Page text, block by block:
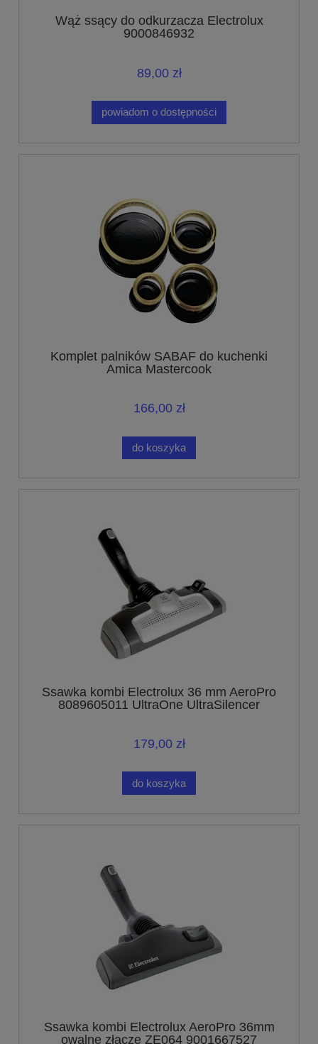
Wąż ssący do odkurzacza Electrolux
9000846932
89,00 zł
powiadom o dostępności
Komplet palników SABAF do kuchenki
Amica Mastercook
166,00 zł
do koszyka
Ssawka kombi Electrolux 36 mm AeroPro
8089605011 UltraOne UltraSilencer
179,00 zł
do koszyka
Ssawka kombi Electrolux AeroPro 36mm
owalne złącze ZE064 9001667527